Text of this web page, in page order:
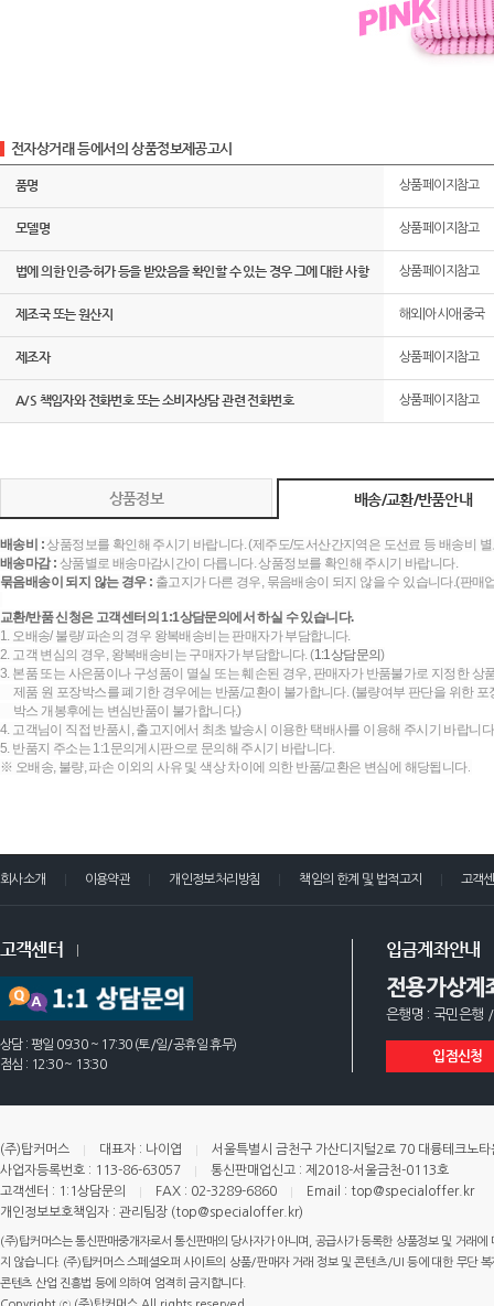
전자상거래 등에서의 상품정보제공고시
품명 상품페이지참고
모델명 상품페이지참고
법에 의한 인증·허가 등을 받았음을 확인할 수 있는 경우 그에 대한 사항 상품페이지참고
제조국 또는 원산지 해외|아시아|중국
제조자 상품페이지참고
A/S 책임자와 전화번호 또는 소비자상담 관련 전화번호 상품페이지참고
상품정보 배송/교환/반품안내
배송비 :상품정보를 확인해 주시기 바랍니다. (제주도/도서산간지역은 도선료 등 배송비
배송마감 : 상품별로 배송마감시간이 다릅니다. 상품정보를 확인해 주시기 바랍니다.
묶음배송이 되지 않는 경우 : 출고지가 다른 경우, 묶음배송이 되지 않을 수 있습니다.(판
교환/반품 신청은 고객센터의 1:1상담문의에서 하실 수 있습니다.
1. 오배송/ 불량/ 파손의 경우 왕복배송비는 판매자가 부담합니다.
2. 고객 변심의 경우, 왕복배송비는 구매자가 부담합니다. (1:1상담문의)
3. 본품 또는 사은품이나 구성품이 멸실 또는 훼손된 경우, 판매자가 반품불가로 지정한 상
제품 원 포장박스를 폐기한 경우에는 반품/교환이 불가합니다. (불량여부 판단을 위한
박스 개봉후에는 변심반품이 불가합니다.)
4. 고객님이 직접 반품시, 출고지에서 최초 발송시 이용한 택배사를 이용해 주시기 바랍니
5. 반품지 주소는 1:1문의게시판으로 문의해 주시기 바랍니다.
※ 오배송, 불량, 파손 이외의 사유 및 색상 차이에 의한 반품/교환은 변심에 해당됩니다.
회사소개 이용약관 개인정보처리방침 책임의 한계 및 법적고지 고객
고객센터
상담 : 평일 09:30 ~ 17:30 (토/일/공휴일 휴무)
점심 : 12:30 ~ 13:30
입금계좌안내
전용가상계
은행명 : 국민은행
입점신청
(주)탑커머스 대표자 : 나이엽
서울특별시 금천구 가산디지털2로 70 대륭테크노
사업자등록번호 : 113-86-63057
통신판매업신고 : 제2018-서울금천-0113호
고객센터 : 1:1상담문의
FAX : 02-3289-6860
Email : top@specialoffer.kr
개인정보보호책임자 : 관리팀장 (top@specialoffer.kr)
(주)탑커머스는 통신판매중개자로서 통신판매의 당사자가 아니며, 공급사가 등록한 상품정보 및 거래
지 않습니다. (주)탑커머스 스페셜오퍼 사이트의 상품/판매자 거래 정보 및 콘텐츠/UI 등에 대한 무단
콘텐츠 산업 진흥법 등에 의하여 엄격히 금지합니다.